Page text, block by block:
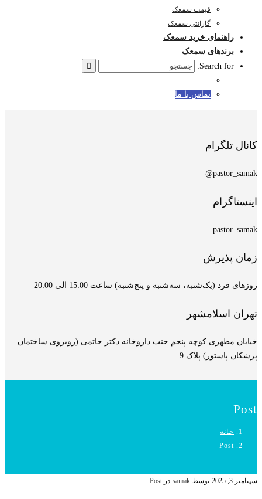
قیمت سمعک
گارانتی سمعک
راهنمای خرید سمعک
برندهای سمعک
Search for:
تماس با ما
کانال تلگرام
pastor_samak@
اینستاگرام
pastor_samak
زمان پذیرش
روزهای فرد (یک‌شنبه، سه‌شنبه و پنج‌شنبه) ساعت 15:00 الی 20:00
تهران اسلامشهر
خیابان مطهری کوچه پنجم جنب داروخانه دکتر حاتمی (روبروی ساختمان
پزشکان پاستور) پلاک 9
Post
خانه
Post
سپتامبر 3, 2025 توسط samak در Post